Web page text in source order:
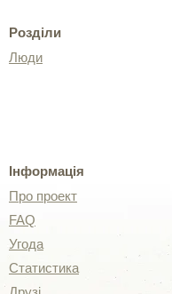
Розділи
Люди
Інформація
Про проект
FAQ
Угода
Статистика